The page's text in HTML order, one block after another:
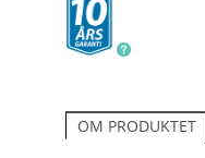
OM PRODUKTET